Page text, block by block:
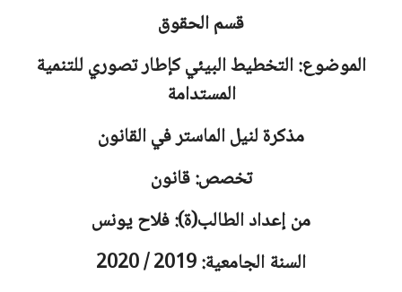
قسم الحقوق
الموضوع: التخطيط البيئي كإطار تصوري للتنمية
المستدامة
مذكرة لنيل الماستر في القانون
تخصص: قانون
من إعداد الطالب(ة): فلاح يونس
السنة الجامعية: 2019 / 2020